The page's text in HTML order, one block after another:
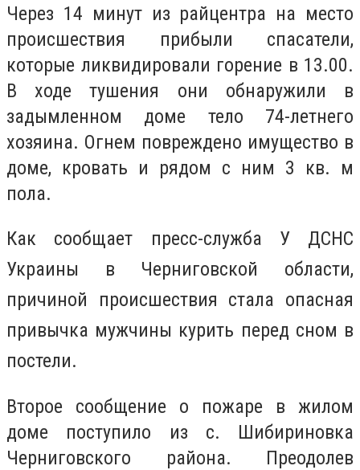
Через 14 минут из райцентра на место
происшествия прибыли спасатели,
которые ликвидировали горение в 13.00.
В ходе тушения они обнаружили в
задымленном доме тело 74-летнего
хозяина. Огнем повреждено имущество в
доме, кровать и рядом с ним 3 кв. м
пола.
Как сообщает пресс-служба У ДСНС
Украины в Черниговской области,
причиной происшествия стала опасная
привычка мужчины курить перед сном в
постели.
Второе сообщение о пожаре в жилом
доме поступило из с. Шибириновка
Черниговского района. Преодолев